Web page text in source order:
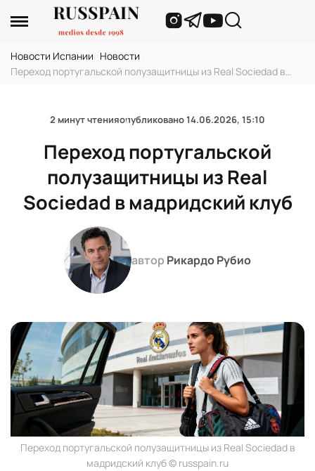
Новости Испании Новости
Переход португальской полузащитницы из Real Sociedad в
2 минут чтенияопубликовано14.06.2026, 15:10
Переход португальской
полузащитницы из Real
Sociedad в мадридский клуб
автор Рикардо Рубио
Переход португальской полузащитницы из Real Sociedad в
мадридский клуб © russpain.ru